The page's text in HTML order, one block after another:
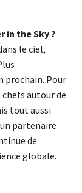
in the Sky ?
le ciel,
prochain. Pour
chefs autour de
tout aussi
partenaire
de
globale.